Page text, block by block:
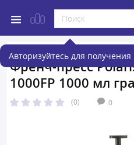
Авторизуйтесь для
Френч-пресс
1000FP 1000 мл
(0) 0